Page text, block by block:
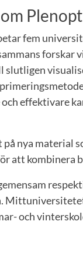
fem
forskar
slutligen
effektivare
nya material
att kombinera
och